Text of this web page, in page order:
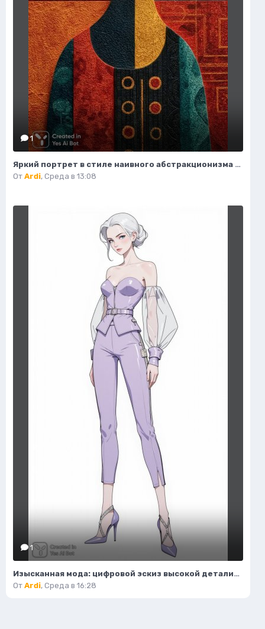
1
Яркий портрет в стиле наивного абстракционизма и африканского модернизма. Картинка из нейросети Midjourney
От Ardi, Среда в 13:08
1
Изысканная мода: цифровой эскиз высокой детализации и безупречного стиля. Картинка из нейронной сети Flux
От Ardi, Среда в 16:28